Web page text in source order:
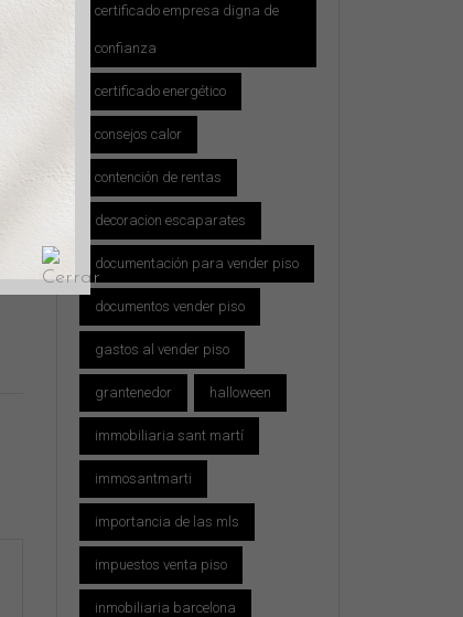
certificado empresa digna de
confianza
certificado energético
consejos calor
contención de rentas
decoracion escaparates
documentación para vender piso
documentos vender piso
gastos al vender piso
grantenedor halloween
immobiliaria sant martí
immosantmarti
importancia de las mls
impuestos venta piso
inmobiliaria barcelona